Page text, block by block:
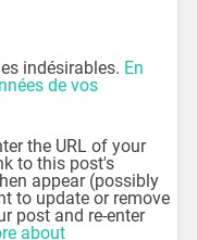
indésirables. En
de vos
the URL of your
to this post's
appear (possibly
to update or remove
post and re-enter
about